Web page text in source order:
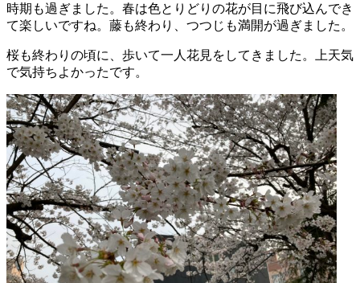
時期も過ぎました。春は色とりどりの花が目に飛び込んでき
て楽しいですね。藤も終わり、つつじも満開が過ぎました。
桜も終わりの頃に、歩いて一人花見をしてきました。上天気
で気持ちよかったです。